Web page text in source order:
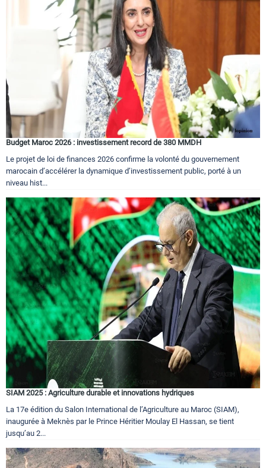
Budget Maroc 2026 : investissement record de 380 MMDH
Le projet de loi de finances 2026 confirme la volonté du gouvernement
marocain d’accélérer la dynamique d’investissement public, porté à un
niveau hist...
SIAM 2025 : Agriculture durable et innovations hydriques
La 17e édition du Salon International de l’Agriculture au Maroc (SIAM),
inaugurée à Meknès par le Prince Héritier Moulay El Hassan, se tient
jusqu’au 2...